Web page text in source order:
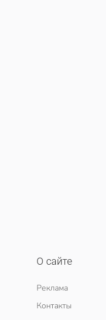
О сайте
Реклама
Контакты